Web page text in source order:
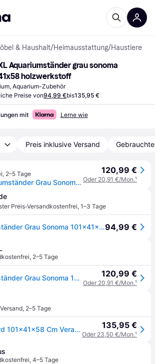
& Haushalt/Heimausstattung/Haustiere
Aquariumständer grau sonoma
holzwerkstoff
Aquarium-Zubehör
Preise von94,99 €bis135,95 €
mit Lerne wie
Preis inklusive Versand
, 2–5 Tage
vidaXL Aquariumständer Grau Sonoma 101x41x58 cm Holzwerkstoff
120,99 €
Oder 20,91 €/Mon.¹
Preis·Versandkostenfrei, 1–3 Tage
vidaXL Aquariumständer Grau Sonoma 101x41x58 cm Holzwerkstoff94,99 €
, 2–5 Tage
vidaXL Aquariumständer Grau Sonoma 101x41x58 cm Holzwerkstoff 120,99 €
Oder 20,91 €/Mon.¹
, 2–5 Tage
Aquarium Standard 101x41x58 Cm Verarbeiteter Holzgrau Sono 135,95 €
Oder 23,50 €/Mon.¹
, 4–5 Tage